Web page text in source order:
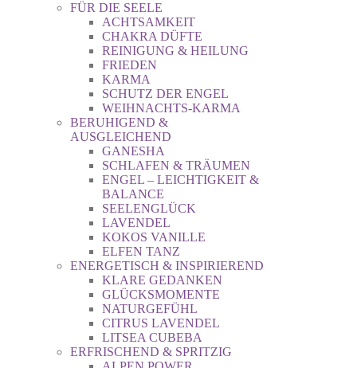
FÜR DIE SEELE
ACHTSAMKEIT
CHAKRA DÜFTE
REINIGUNG & HEILUNG
FRIEDEN
KARMA
SCHUTZ DER ENGEL
WEIHNACHTS-KARMA
BERUHIGEND &
AUSGLEICHEND
GANESHA
SCHLAFEN & TRÄUMEN
ENGEL – LEICHTIGKEIT &
BALANCE
SEELENGLÜCK
LAVENDEL
KOKOS VANILLE
ELFEN TANZ
ENERGETISCH & INSPIRIEREND
KLARE GEDANKEN
GLÜCKSMOMENTE
NATURGEFÜHL
CITRUS LAVENDEL
LITSEA CUBEBA
ERFRISCHEND & SPRITZIG